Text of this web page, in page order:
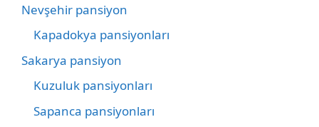
Nevşehir pansiyon
Kapadokya pansiyonları
Sakarya pansiyon
Kuzuluk pansiyonları
Sapanca pansiyonları